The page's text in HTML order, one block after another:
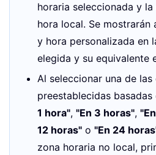
horaria seleccionada y
hora local. Se mostrarán
y hora personalizada en
elegida y su equivalente
Al seleccionar una de las
preestablecidas
1 hora", "En 3 horas",
12 horas" o "En 24
zona horaria no local,